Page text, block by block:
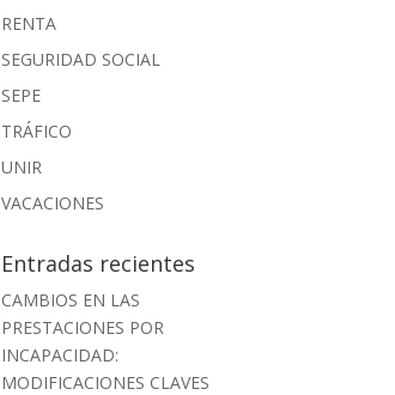
RENTA
SEGURIDAD SOCIAL
SEPE
TRÁFICO
UNIR
VACACIONES
Entradas recientes
CAMBIOS EN LAS
PRESTACIONES POR
INCAPACIDAD:
MODIFICACIONES CLAVES